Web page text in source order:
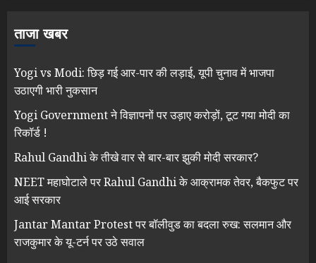
ताजा खबर
Yogi vs Modi: छिड़ गई आर-पार की लड़ाई, यूपी चुनाव में भाजपा
उठाएगी भारी नुकसान
Yogi Government ने विज्ञापनों पर उड़ाए करोड़ों, टूट गया मोदी का
रिकॉर्ड !
Rahul Gandhi के तीखे वार से बार-बार झुकी मोदी सरकार?
NEET महाघोटाले पर Rahul Gandhi के आक्रामक तेवर, बैकफुट पर
आई सरकार
Jantar Mantar Protest पर बॉलीवुड का बदला रुख: सलमान और
राजकुमार के यू-टर्न पर उठे सवाल